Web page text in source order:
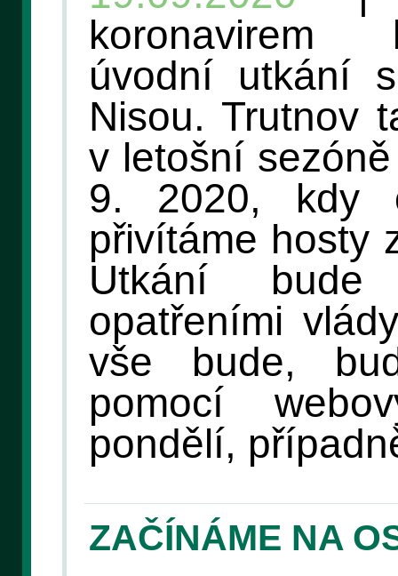
koronavirem
úvodní utkání
Nisou. Trutnov
v letošní
9. 2020, kdy
přivítáme hosty
Utkání
opatřeními
vše bude,
pomocí
pondělí,
ZAČÍNÁME NA